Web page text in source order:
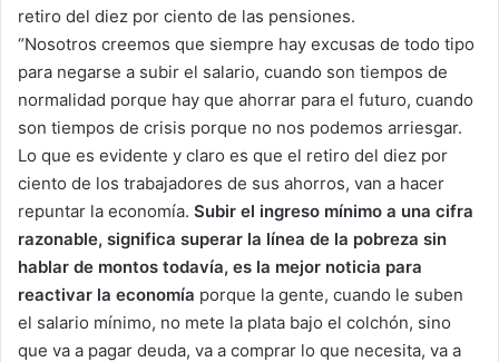
retiro del diez por ciento de las pensiones.
“Nosotros creemos que siempre hay excusas de todo tipo
para negarse a subir el salario, cuando son tiempos de
normalidad porque hay que ahorrar para el futuro, cuando
son tiempos de crisis porque no nos podemos arriesgar.
Lo que es evidente y claro es que el retiro del diez por
ciento de los trabajadores de sus ahorros, van a hacer
repuntar la economía. Subir el ingreso mínimo a una cifra
razonable, significa superar la línea de la pobreza sin
hablar de montos todavía, es la mejor noticia para
reactivar la economía porque la gente, cuando le suben
el salario mínimo, no mete la plata bajo el colchón, sino
que va a pagar deuda, va a comprar lo que necesita, va a